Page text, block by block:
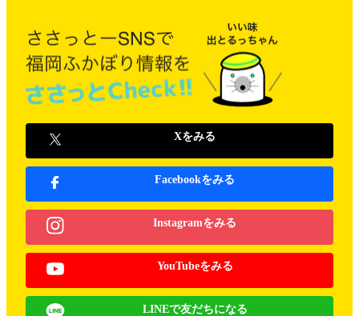
Xをみる
Facebookをみる
Instagramをみる
YouTubeをみる
LINEで友だちになる